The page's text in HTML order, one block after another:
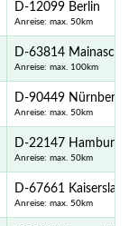
D-12099 Berlin
Anreise: max. 50km
D-63814
Anreise: max. 100km
D-90449 Nürnberg
Anreise: max. 50km
D-22147 Hamburg
Anreise: max. 50km
D-67661
Anreise: max. 50km